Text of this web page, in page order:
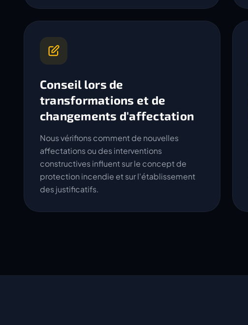
Conseil lors de
transformations et de
changements d'affectation
Nous vérifions comment de nouvelles
affectations ou des interventions
constructives influent sur le concept de
protection incendie et sur l'établissement
des justificatifs.